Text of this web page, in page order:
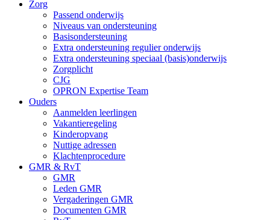
Zorg
Passend onderwijs
Niveaus van ondersteuning
Basisondersteuning
Extra ondersteuning regulier onderwijs
Extra ondersteuning speciaal (basis)onderwijs
Zorgplicht
CJG
OPRON Expertise Team
Ouders
Aanmelden leerlingen
Vakantieregeling
Kinderopvang
Nuttige adressen
Klachtenprocedure
GMR & RvT
GMR
Leden GMR
Vergaderingen GMR
Documenten GMR